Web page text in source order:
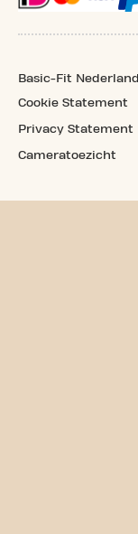
Basic-Fit Nederland
Cookie Statement
Privacy Statement
Cameratoezicht